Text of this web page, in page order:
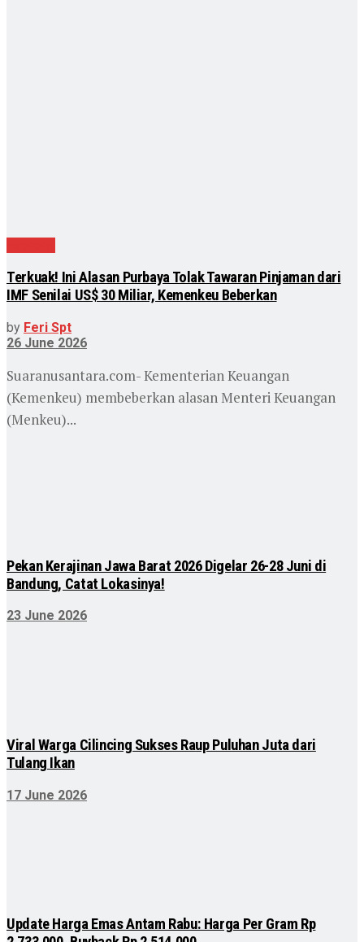
Terkuak! Ini Alasan Purbaya Tolak Tawaran Pinjaman dari
IMF Senilai US$ 30 Miliar, Kemenkeu Beberkan
by Feri Spt
26 June 2026
Suaranusantara.com- Kementerian Keuangan
(Kemenkeu) membeberkan alasan Menteri Keuangan
(Menkeu)...
Pekan Kerajinan Jawa Barat 2026 Digelar 26-28 Juni di
Bandung, Catat Lokasinya!
23 June 2026
Viral Warga Cilincing Sukses Raup Puluhan Juta dari
Tulang Ikan
17 June 2026
Update Harga Emas Antam Rabu: Harga Per Gram Rp